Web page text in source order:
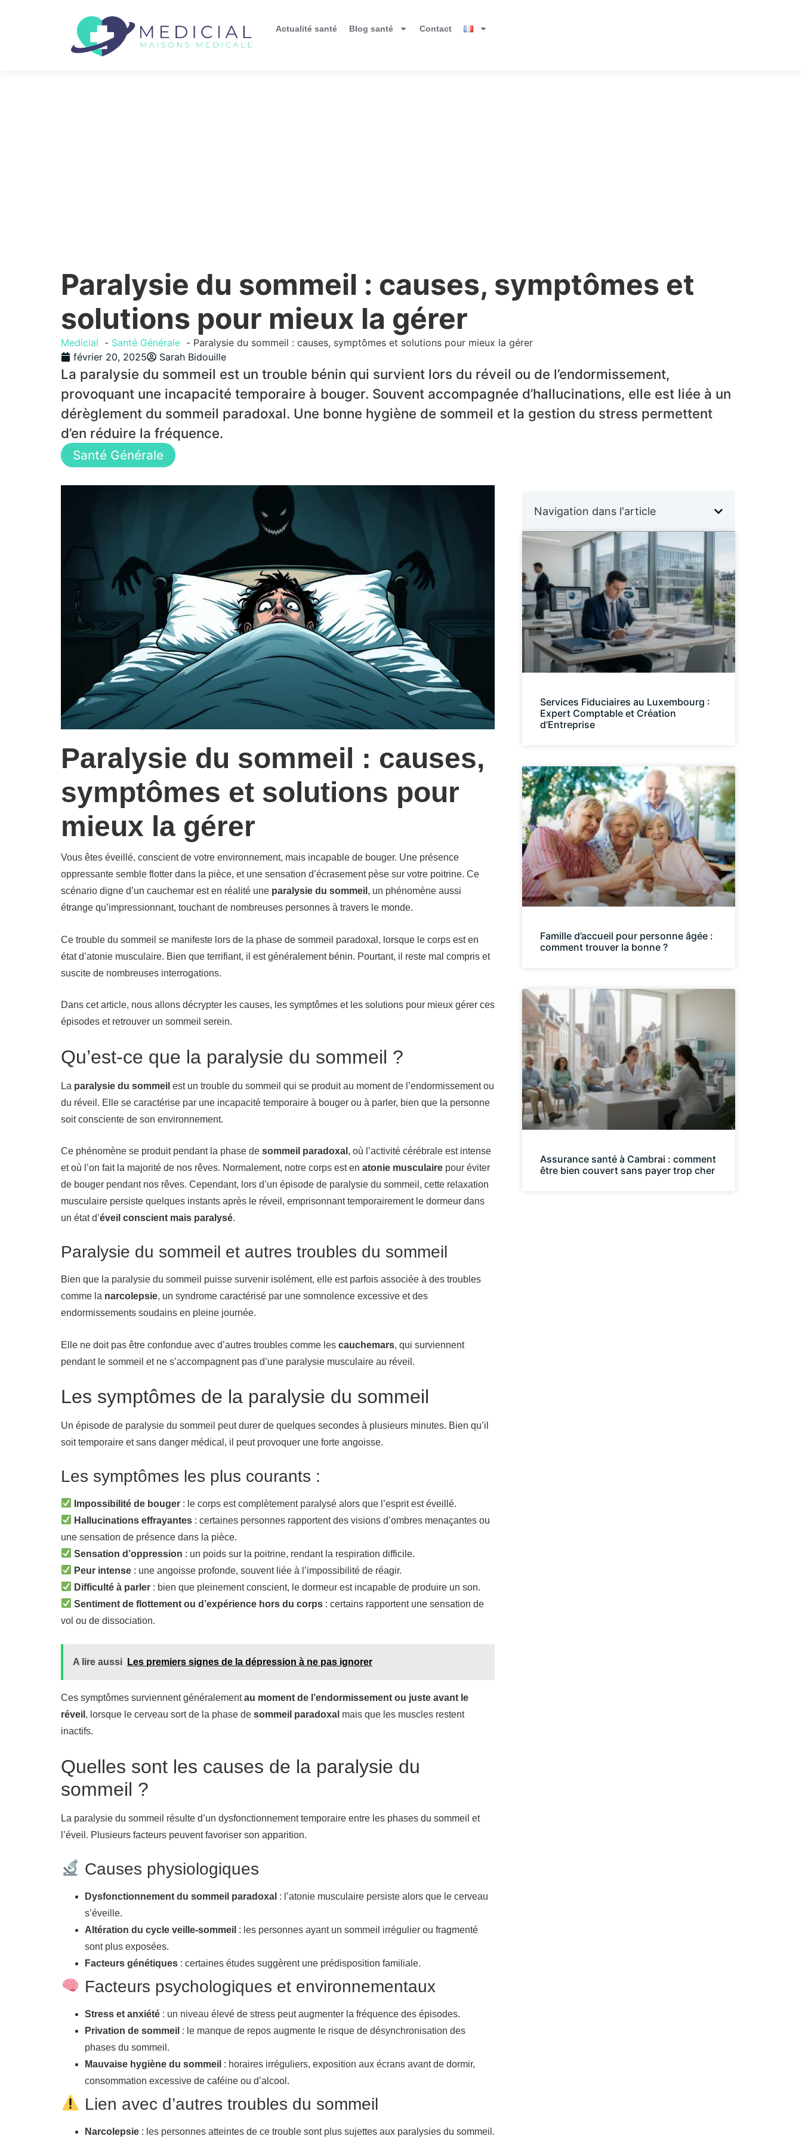
Actualité santé Blog santé Contact
Paralysie du sommeil : causes, symptômes et
solutions pour mieux la gérer
Medicial Santé Générale
Paralysie du sommeil : causes, symptômes et solutions pour mieux la gérer
février 20, 2025
Sarah Bidouille
La paralysie du sommeil est un trouble bénin qui survient lors du réveil ou de l’endormissement,
provoquant une incapacité temporaire à bouger. Souvent accompagnée d’hallucinations, elle est liée à un
dérèglement du sommeil paradoxal. Une bonne hygiène de sommeil et la gestion du stress permettent
d’en réduire la fréquence.
Santé Générale
Paralysie du sommeil : causes,
symptômes et solutions pour
mieux la gérer
Vous êtes éveillé, conscient de votre environnement, mais incapable de bouger. Une présence
oppressante semble flotter dans la pièce, et une sensation d’écrasement pèse sur votre poitrine. Ce
scénario digne d’un cauchemar est en réalité une paralysie du sommeil , un phénomène aussi
étrange qu’impressionnant, touchant de nombreuses personnes à travers le monde.
Ce trouble du sommeil se manifeste lors de la phase de sommeil paradoxal, lorsque le corps est en
état d’atonie musculaire. Bien que terrifiant, il est généralement bénin. Pourtant, il reste mal compris et
suscite de nombreuses interrogations.
Dans cet article, nous allons décrypter les causes, les symptômes et les solutions pour mieux gérer ces
épisodes et retrouver un sommeil serein.
Qu’est-ce que la paralysie du sommeil ?
La paralysie du sommeil est un trouble du sommeil qui se produit au moment de l’endormissement ou
du réveil. Elle se caractérise par une incapacité temporaire à bouger ou à parler, bien que la personne
soit consciente de son environnement.
Ce phénomène se produit pendant la phase de sommeil paradoxal , où l’activité cérébrale est intense
et où l’on fait la majorité de nos rêves. Normalement, notre corps est en atonie musculaire pour éviter
de bouger pendant nos rêves. Cependant, lors d’un épisode de paralysie du sommeil, cette relaxation
musculaire persiste quelques instants après le réveil, emprisonnant temporairement le dormeur dans
un état d’éveil conscient mais paralysé.
Paralysie du sommeil et autres troubles du sommeil
Bien que la paralysie du sommeil puisse survenir isolément, elle est parfois associée à des troubles
comme la narcolepsie, un syndrome caractérisé par une somnolence excessive et des
endormissements soudains en pleine journée.
Elle ne doit pas être confondue avec d’autres troubles comme les cauchemars, qui surviennent
pendant le sommeil et ne s’accompagnent pas d’une paralysie musculaire au réveil.
Les symptômes de la paralysie du sommeil
Un épisode de paralysie du sommeil peut durer de quelques secondes à plusieurs minutes. Bien qu’il
soit temporaire et sans danger médical, il peut provoquer une forte angoisse.
Les symptômes les plus courants :
Impossibilité de bouger : le corps est complètement paralysé alors que l’esprit est éveillé.
Hallucinations effrayantes : certaines personnes rapportent des visions d’ombres menaçantes ou
une sensation de présence dans la pièce.
Sensation d’oppression : un poids sur la poitrine, rendant la respiration difficile.
Peur intense : une angoisse profonde, souvent liée à l’impossibilité de réagir.
Difficulté à parler : bien que pleinement conscient, le dormeur est incapable de produire un son.
Sentiment de flottement ou d’expérience hors du corps : certains rapportent une sensation de
vol ou de dissociation.
A lire aussi Les premiers signes de la dépression à ne pas ignorer
Ces symptômes surviennent généralementau moment de l’endormissement ou juste avant le
réveil , lorsque le cerveau sort de la phase de sommeil paradoxal mais que les muscles restent
inactifs.
Quelles sont les causes de la paralysie du
sommeil ?
La paralysie du sommeil résulte d’un dysfonctionnement temporaire entre les phases du sommeil et
l’éveil. Plusieurs facteurs peuvent favoriser son apparition.
Causes physiologiques
Dysfonctionnement du sommeil paradoxal : l’atonie musculaire persiste alors que le cerveau
s’éveille.
Altération du cycle veille-sommeil : les personnes ayant un sommeil irrégulier ou fragmenté
sont plus exposées.
Facteurs génétiques : certaines études suggèrent une prédisposition familiale.
Facteurs psychologiques et environnementaux
Stress et anxiété : un niveau élevé de stress peut augmenter la fréquence des épisodes.
Privation de sommeil : le manque de repos augmente le risque de désynchronisation des
phases du sommeil.
Mauvaise hygiène du sommeil : horaires irréguliers, exposition aux écrans avant de dormir,
consommation excessive de caféine ou d’alcool.
Lien avec d’autres troubles du sommeil
Narcolepsie : les personnes atteintes de ce trouble sont plus sujettes aux paralysies du sommeil.
Navigation dans l'article
Services Fiduciaires au Luxembourg :
Expert Comptable et Création
d’Entreprise
Famille d’accueil pour personne âgée :
comment trouver la bonne ?
Assurance santé à Cambrai : comment
être bien couvert sans payer trop cher